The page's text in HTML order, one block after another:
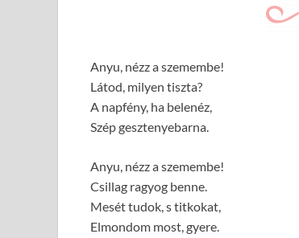
Anyu, nézz a szemembe!
Látod, milyen tiszta?
A napfény, ha belenéz,
Szép gesztenyebarna.
Anyu, nézz a szemembe!
Csillag ragyog benne.
Mesét tudok, s titkokat,
Elmondom most, gyere.